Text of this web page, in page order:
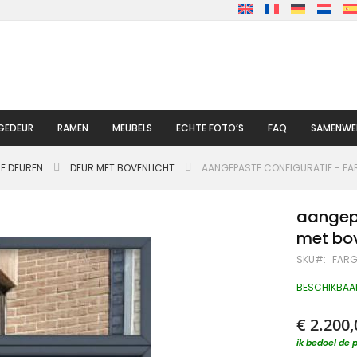
RAMEN MEUBELS ECHTE FOTO’S FAQ
DEUREN DEUR MET BOVENLICHT AANGEPASTE CONFIGURATIE -
met
SKU
€
ik bedoel de